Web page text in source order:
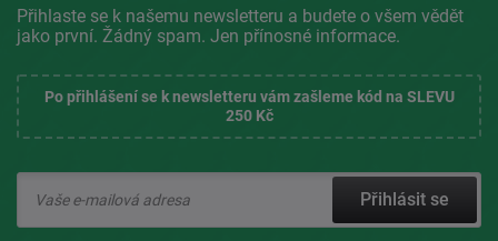
Přihlaste se k našemu newsletteru a budete o všem vědět
jako první. Žádný spam. Jen přínosné informace.
Po přihlášení se k newsletteru vám zašleme kód na SLEVU
250 Kč
Přihlásit se